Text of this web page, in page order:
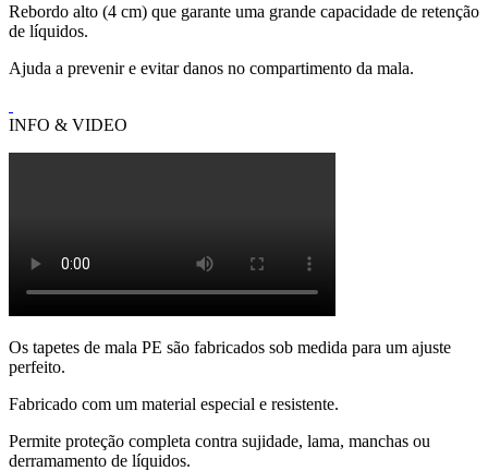
Rebordo alto (4 cm) que garante uma grande capacidade de retenção
de líquidos.
Ajuda a prevenir e evitar danos no compartimento da mala.
INFO & VIDEO
Os tapetes de mala PE são fabricados sob medida para um ajuste
perfeito.
Fabricado com um material especial e resistente.
Permite proteção completa contra sujidade, lama, manchas ou
derramamento de líquidos.